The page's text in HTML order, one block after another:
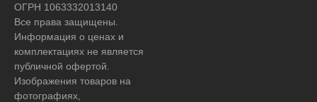
ОГРН 1063332013140
Все права защищены.
Информация о ценах и
комплектациях не является
публичной офертой.
Изображения товаров на
фотографиях,